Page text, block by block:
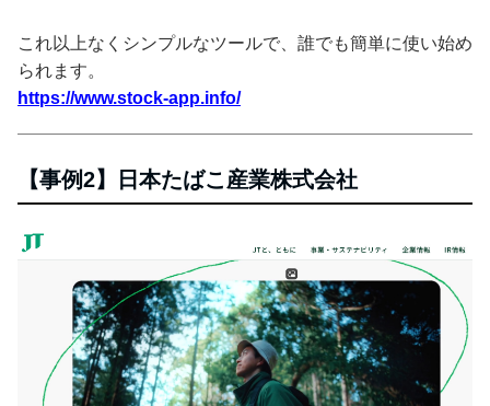
これ以上なくシンプルなツールで、誰でも簡単に使い始め
られます。
https://www.stock-app.info/
【事例2】日本たばこ産業株式会社